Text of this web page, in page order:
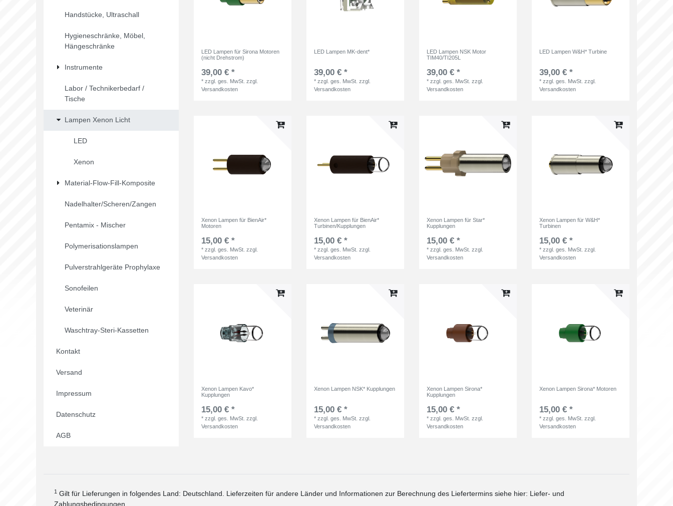
Handstücke, Ultraschall
Hygieneschränke, Möbel,
Hängeschränke
Instrumente
Labor / Technikerbedarf /
Tische
Lampen Xenon Licht
LED
Xenon
Material-Flow-Fill-Komposite
Nadelhalter/Scheren/Zangen
Pentamix - Mischer
Polymerisationslampen
Pulverstrahlgeräte Prophylaxe
Sonofeilen
Veterinär
Waschtray-Steri-Kassetten
Kontakt
Versand
Impressum
Datenschutz
AGB
LED Lampen für Sirona Motoren
(nicht Drehstrom)
39,00 € *
*zzgl. ges. MwSt. zzgl.
Versandkosten
LED Lampen MK-dent*
39,00 € *
*zzgl. ges. MwSt. zzgl.
Versandkosten
LED Lampen NSK Motor
TIM40/TI205L
39,00 € *
*zzgl. ges. MwSt. zzgl.
Versandkosten
LED Lampen W&H* Turbine
39,00 € *
*zzgl. ges. MwSt. zzgl.
Versandkosten
Xenon Lampen für BienAir*
Motoren
15,00 € *
*zzgl. ges. MwSt. zzgl.
Versandkosten
Xenon Lampen für BienAir*
Turbinen/Kupplungen
15,00 € *
*zzgl. ges. MwSt. zzgl.
Versandkosten
Xenon Lampen für Star*
Kupplungen
15,00 € *
*zzgl. ges. MwSt. zzgl.
Versandkosten
Xenon Lampen für W&H*
Turbinen
15,00 € *
*zzgl. ges. MwSt. zzgl.
Versandkosten
Xenon Lampen Kavo*
Kupplungen
15,00 € *
*zzgl. ges. MwSt. zzgl.
Versandkosten
Xenon Lampen NSK* Kupplungen
15,00 € *
*zzgl. ges. MwSt. zzgl.
Versandkosten
Xenon Lampen Sirona*
Kupplungen
15,00 € *
*zzgl. ges. MwSt. zzgl.
Versandkosten
Xenon Lampen Sirona* Motoren
15,00 € *
*zzgl. ges. MwSt. zzgl.
Versandkosten
1 Gilt für Lieferungen in folgendes Land: Deutschland. Lieferzeiten für andere Länder und Informationen zur Berechnung des Liefertermins siehe hier: Liefer- und
Zahlungsbedingungen